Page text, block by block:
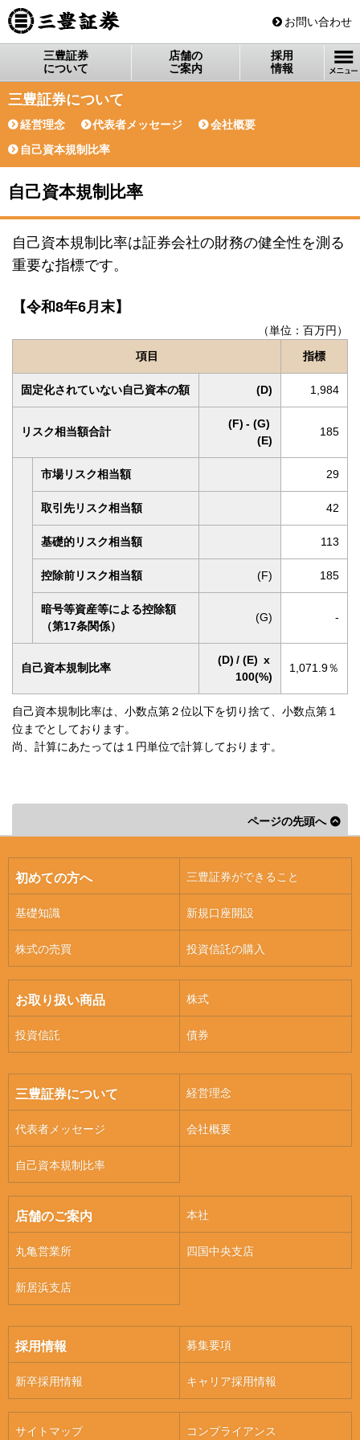
三豊証券 お問い合わせ
三豊証券
について
店舗の
ご案内
採用
情報
三豊証券について
経営理念 代表者メッセージ
会社概要
自己資本規制比率
自己資本規制比率
自己資本規制比率は証券会社の財務の健全性を測る
重要な指標です。
【令和8年6月末】
（単位：百万円）
項目
指標
固定化されていない自己資本の額 (D) 1,984
リスク相当額合計
(F) - (G)
(E)
185
市場リスク相当額 29
取引先リスク相当額 42
基礎的リスク相当額 113
控除前リスク相当額 (F) 185
暗号等資産等による控除額
（第17条関係）
(G) -
自己資本規制比率
(D) / (E) x
100(%)
1,071.9％
自己資本規制比率は、小数点第２位以下を切り捨て、小数点第１
位までとしております。
尚、計算にあたっては１円単位で計算しております。
ページの先頭へ
初めての方へ 三豊証券ができること
基礎知識 新規口座開設
株式の売買 投資信託の購入
お取り扱い商品 株式
投資信託 債券
三豊証券について 経営理念
代表者メッセージ 会社概要
自己資本規制比率
店舗のご案内 本社
丸亀営業所 四国中央支店
新居浜支店
採用情報 募集要項
新卒採用情報 キャリア採用情報
サイトマップ コンプライアンス